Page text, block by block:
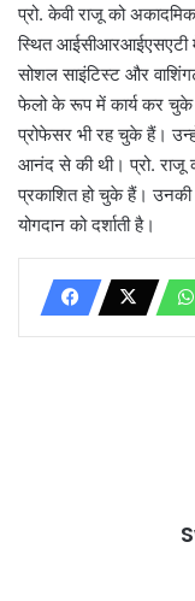
प्रो. केवी राजू को
स्थित आईसीआरआईएसएटी
सोशल साइंटिस्ट और
फेलो के रूप में कार्य कर
प्रोफेसर भी रह चुके हैं।
आनंद से की थी। प्रो.
प्रकाशित हो चुके हैं।
योगदान को दर्शाती है।